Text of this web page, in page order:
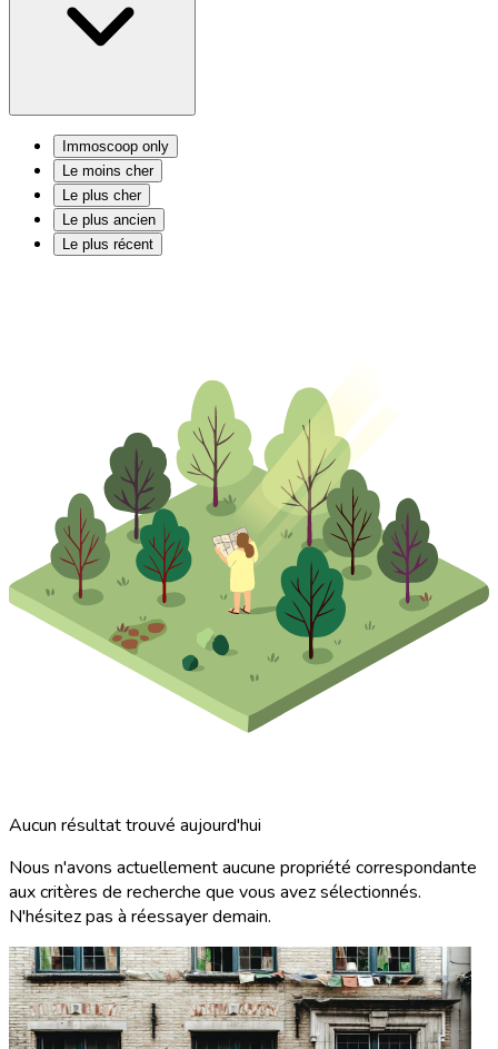
Immoscoop only
Le moins cher
Le plus cher
Le plus ancien
Le plus récent
Aucun résultat trouvé aujourd'hui
Nous n'avons actuellement aucune propriété correspondante
aux critères de recherche que vous avez sélectionnés.
N'hésitez pas à réessayer demain.